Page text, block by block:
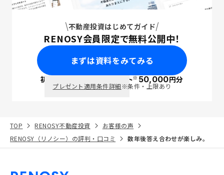
不動産投資はじめてガイド
RENOSY会員限定で無料公開中！
まずは資料をみてみる
初回面談で ポイント※50,000円分
プレゼント適用条件詳細※条件・上限あり
TOP RENOSY不動産投資
お客様の声
RENOSY（リノシー）の評判・口コミ
数年後答え合わせが楽しみ。